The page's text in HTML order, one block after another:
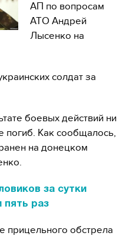
АП по вопросам
АТО Андрей
Лысенко на
солдат за
боевых действий ни
погиб. Как сообщалось,
на донецком
за сутки
пять раз
прицельного обстрела